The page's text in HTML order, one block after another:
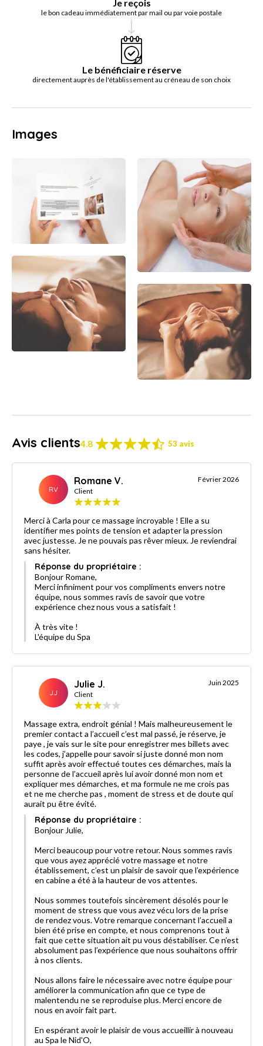
Je reçois
le bon cadeau immédiatement par mail ou par voie postale
Le bénéficiaire réserve
directement auprès de l'établissement au créneau de son choix
Images
Avis clients4.8 53 avis
RV
Romane V.
Client
Février 2026
Merci à Carla pour ce massage incroyable ! Elle a su
identifier mes points de tension et adapter la pression
avec justesse. Je ne pouvais pas rêver mieux. Je reviendrai
sans hésiter.
Réponse du propriétaire :
Bonjour Romane,
Merci infiniment pour vos compliments envers notre
équipe, nous sommes ravis de savoir que votre
expérience chez nous vous a satisfait !
À très vite !
L'équipe du Spa
JJ
Julie J.
Client
Juin 2025
Massage extra, endroit génial ! Mais malheureusement le
premier contact a l’accueil c’est mal passé, je réserve, je
paye , je vais sur le site pour enregistrer mes billets avec
les codes, j’appelle pour savoir si juste donné mon nom
suffit après avoir effectué toutes ces démarches, mais la
personne de l’accueil après lui avoir donné mon nom et
expliquer mes démarches, et ma formule ne me crois pas
et ne me cherche pas , moment de stress et de doute qui
aurait pu être évité.
Réponse du propriétaire :
Bonjour Julie,
Merci beaucoup pour votre retour. Nous sommes ravis
que vous ayez apprécié votre massage et notre
établissement, c’est un plaisir de savoir que l’expérience
en cabine a été à la hauteur de vos attentes.
Nous sommes toutefois sincèrement désolés pour le
moment de stress que vous avez vécu lors de la prise
de rendez vous. Votre remarque concernant l’accueil a
bien été prise en compte, et nous comprenons tout à
fait que cette situation ait pu vous déstabiliser. Ce n’est
absolument pas l’expérience que nous souhaitons offrir
à nos clients.
Nous allons faire le nécessaire avec notre équipe pour
améliorer la communication afin que ce type de
malentendu ne se reproduise plus. Merci encore de
nous en avoir fait part.
En espérant avoir le plaisir de vous accueillir à nouveau
au Spa le Nid'O,